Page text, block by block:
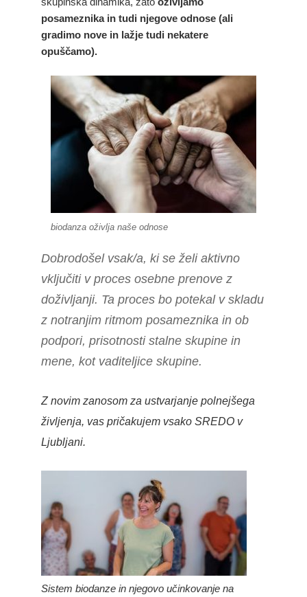
posameznika in tudi njegove odnose (ali
gradimo nove in lažje tudi nekatere
opuščamo).
biodanza oživlja naše odnose
Dobrodošel vsak/a, ki se želi aktivno
vključiti v proces osebne prenove z
doživljanji. Ta proces bo potekal v skladu
z notranjim ritmom posameznika in ob
podpori, prisotnosti stalne skupine in
mene, kot vaditeljice skupine.
Z novim zanosom za ustvarjanje polnejšega
življenja, vas pričakujem vsako SREDO v
Ljubljani.
Sistem biodanze in njegovo učinkovanje na